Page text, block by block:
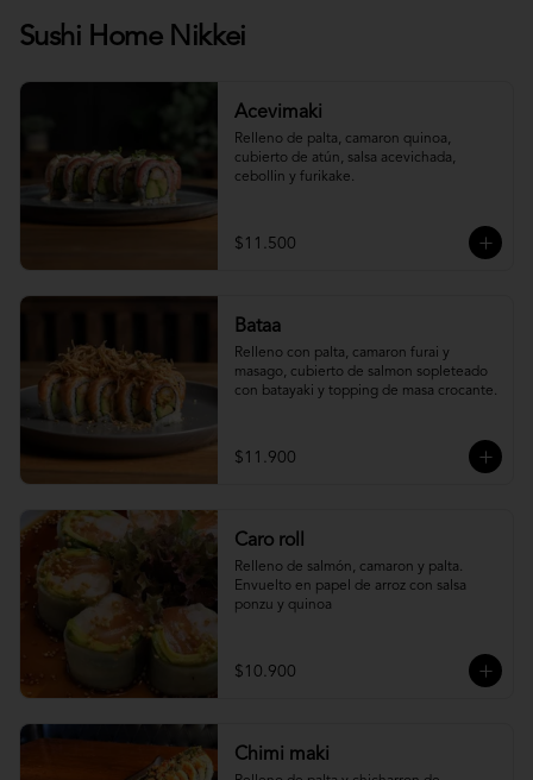
Sushi Home Nikkei
Acevimaki
Relleno de palta, camaron quinoa,
cubierto de atún, salsa acevichada,
cebollin y furikake.
$11.500
Bataa
Relleno con palta, camaron furai y
masago, cubierto de salmon sopleteado
con batayaki y topping de masa crocante.
$11.900
Caro roll
Relleno de salmón, camaron y palta.
Envuelto en papel de arroz con salsa
ponzu y quinoa
$10.900
Chimi maki